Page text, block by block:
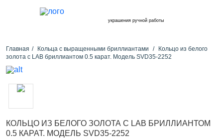
украшения ручной работы
Главная Кольца с выращенными бриллиантами
Кольцо из белого
золота с LAB бриллиантом 0.5 карат. Модель SVD35-2252
КОЛЬЦО ИЗ БЕЛОГО ЗОЛОТА С LAB БРИЛЛИАНТОМ
0.5 КАРАТ. МОДЕЛЬ SVD35-2252